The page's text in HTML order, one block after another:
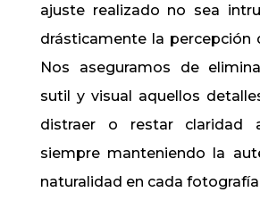
ajuste realizado no sea
drásticamente la percepción
Nos aseguramos de
sutil y visual aquellos
distraer o restar claridad
siempre manteniendo la
naturalidad en cada